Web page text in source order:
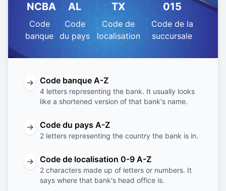
NCBA
Code
banque
AL
Code
du pays
TX
Code de
localisation
015
Code de la
succursale
→ Code banque A-Z
4 letters representing the bank. It usually looks
like a shortened version of that bank's name.
→ Code du pays A-Z
2 letters representing the country the bank is in.
→ Code de localisation 0-9 A-Z
2 characters made up of letters or numbers. It
says where that bank's head office is.